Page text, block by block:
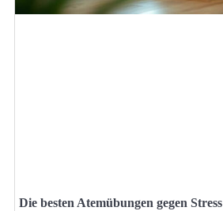
Die besten Atemübungen gegen Stress